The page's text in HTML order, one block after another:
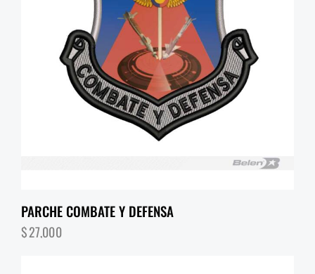
PARCHE COMBATE Y DEFENSA
$27,000